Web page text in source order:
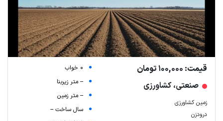
قیمت: 100,000 تومان
صنعتی، کشاورزی
زمین کشاورزی
درودزن
0 خواب
-- متر زیربنا
-- متر زمین
سال ساخت --